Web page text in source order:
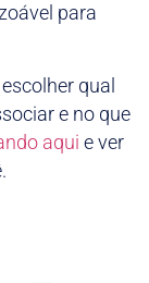
para
qual
e no que
aqui e ver